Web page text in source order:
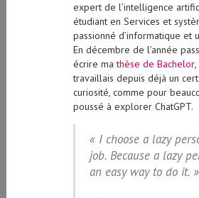
expert de l’intelligence
étudiant en Services et
passionné d’informatique et
En décembre de l’année
écrire mathèse de Bachelor
travaillais depuis déjà un
curiosité, comme pour
poussé à explorer ChatGPT.
« I choose a lazy
job. Because a lazy
an easy way to do it.